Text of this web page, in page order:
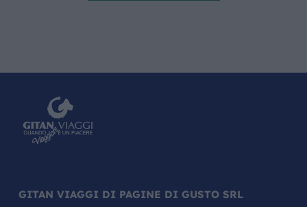
GITAN VIAGGI DI PAGINE DI GUSTO SRL